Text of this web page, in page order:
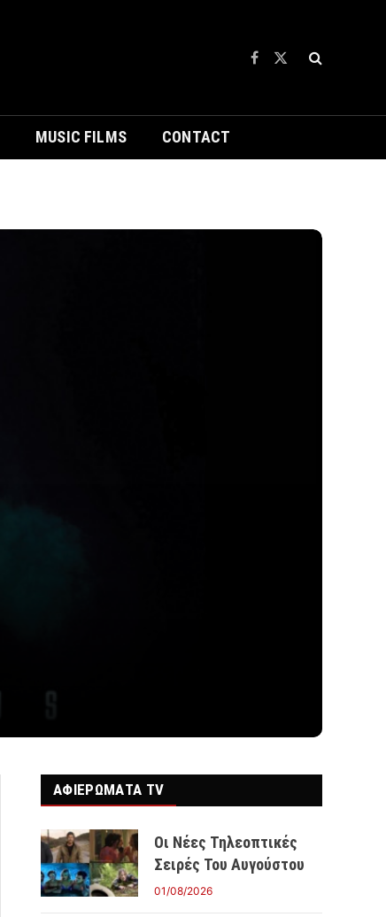
Facebook
X
MUSIC FILMS CONTACT
ΑΦΙΕΡΩΜΑΤΑ TV
Οι Νέες Τηλεοπτικές
Σειρές Του Αυγούστου
01/08/2026